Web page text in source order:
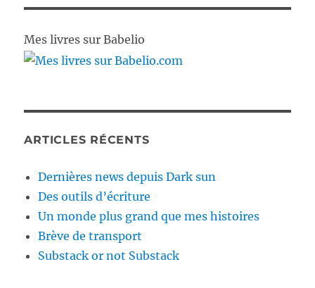
Mes livres sur Babelio
ARTICLES RÉCENTS
Dernières news depuis Dark sun
Des outils d’écriture
Un monde plus grand que mes histoires
Brève de transport
Substack or not Substack